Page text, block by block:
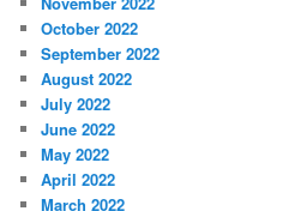
October 2022
September 2022
August 2022
July 2022
June 2022
May 2022
April 2022
March 2022